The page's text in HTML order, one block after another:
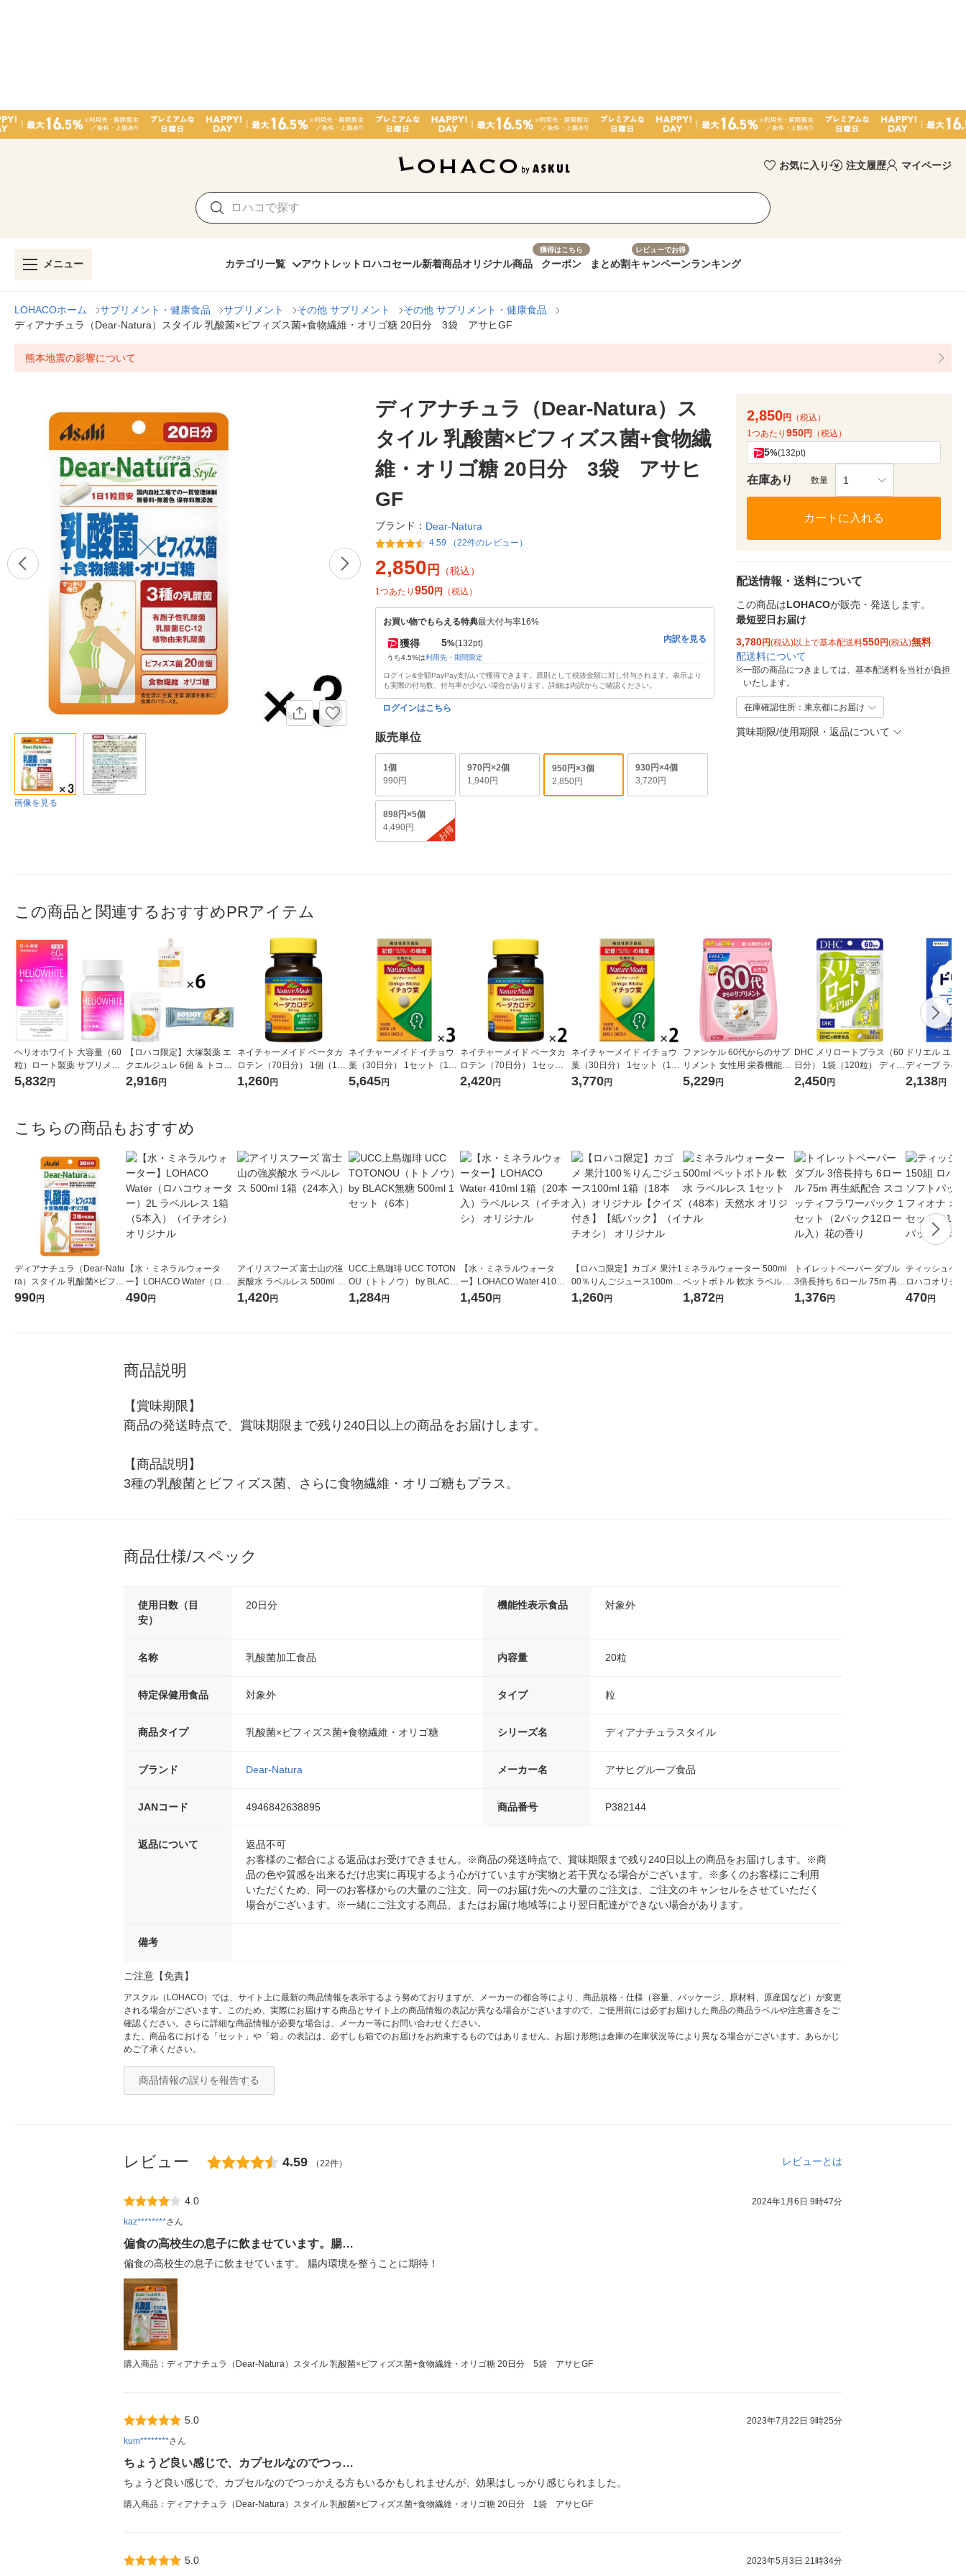
お気に入り 注文履歴 マイページ
メニュー カテゴリ一覧 アウトレット ロハコセール新着商品オリジナル商品
獲得はこちら
クーポン まとめ割
レビューでお得
キャンペーンランキング
LOHACOホーム サプリメント・健康食品 サプリメント その他 サプリメント
その他 サプリメント・健康食品
ディアナチュラ（Dear-Natura）スタイル 乳酸菌×ビフィズス菌+食物繊維・オリゴ糖 20日分 3袋 アサヒGF
熊本地震の影響について
画像を見る
ディアナチュラ（Dear-Natura）ス
タイル 乳酸菌×ビフィズス菌+食物繊
維・オリゴ糖 20日分 3袋 アサヒ
GF
ブランド： Dear-Natura
4.59 （22件のレビュー）
2,850 円 （税込）
1つあたり 950円 （税込）
お買い物でもらえる特典最大付与率16%
獲得 5%(132pt)
うち4.5%は利用先・期間限定
内訳を見る
ログイン&全額PayPay支払いで獲得できます。原則として税抜金額に対し付与されます。表示より
も実際の付与数、付与率が少ない場合があります。詳細は内訳からご確認ください。
ログインはこちら
販売単位
1個
990円
970円×2個
1,940円
950円×3個
2,850円
930円×4個
3,720円
898円×5個
4,490円
お得
2,850円
（税込）
1つあたり 950円 （税込）
5%(132pt)
在庫あり 数量 1
カートに入れる
配送情報・送料について
この商品はLOHACOが販売・発送します。
最短翌日お届け
3,780円(税込)以上で基本配送料550円(税込)無料
配送料について
※一部の商品につきましては、基本配送料を当社が負担
いたします。
在庫確認住所：東京都にお届け
賞味期限/使用期限・返品について
この商品と関連するおすすめPRアイテム
ヘリオホワイト 大容量（60
粒）ロート製薬 サプリメン
ト
5,832円
【ロハコ限定】大塚製薬 エ
クエルジュレ 6個 ＆ トコエ
ル 1個(7袋入) SOYJOY プ
2,916円
ネイチャーメイド ベータカ
ロテン（70日分） 1個（140
粒） 大塚製薬 サプリメント
1,260円
ネイチャーメイド イチョウ
葉（30日分） 1セット（1個
（60粒）×3） 機能性表示食
5,645円
ネイチャーメイド ベータカ
ロテン（70日分） 1セット
（1個（140粒）×2） 大塚製
2,420円
ネイチャーメイド イチョウ
葉（30日分） 1セット（1個
（60粒）×2） 機能性表示食
3,770円
ファンケル 60代からのサプ
リメント 女性用 栄養機能食
品 15ー30日分 [ビタミンc ビ
5,229円
DHC メリロートプラス（60
日分） 1袋（120粒） ディー
エイチシー サプリメント
2,450円
ドリエル ユア
ディープ ラベ
1袋（42粒・
2,138円
こちらの商品もおすすめ
ディアナチュラ（Dear-Natu
ra）スタイル 乳酸菌×ビフィ
ズス菌+食物繊維・オリゴ糖
990円
【水・ミネラルウォータ
ー】LOHACO Water（ロハ
コウォーター）2L ラベルレ
490円
アイリスフーズ 富士山の強
炭酸水 ラベルレス 500ml 1
箱（24本入）
1,420円
UCC上島珈琲 UCC TOTON
OU（トトノウ） by BLACK
無糖 500ml 1セット（6本）
1,284円
【水・ミネラルウォータ
ー】LOHACO Water 410ml
1箱（20本入）ラベルレス
1,450円
【ロハコ限定】カゴメ 果汁1
00％りんごジュース100ml 1
箱（18本入）オリジナル
1,260円
ミネラルウォーター 500ml
ペットボトル 軟水 ラベルレ
ス 1セット（48本）天然水
1,872円
トイレットペーパー ダブル
3倍長持ち 6ロール 75m 再生
紙配合 スコッティフラワー
1,376円
ティッシュペ
ロハコオリジ
ックティッシ
470円
商品説明
【賞味期限】
商品の発送時点で、賞味期限まで残り240日以上の商品をお届けします。
【商品説明】
3種の乳酸菌とビフィズス菌、さらに食物繊維・オリゴ糖もプラス。
商品仕様/スペック
使用日数（目
安）
20日分 機能性表示食品 対象外
名称 乳酸菌加工食品 内容量 20粒
特定保健用食品 対象外 タイプ 粒
商品タイプ 乳酸菌×ビフィズス菌+食物繊維・オリゴ糖 シリーズ名 ディアナチュラスタイル
ブランド Dear-Natura メーカー名 アサヒグループ食品
JANコード 4946842638895 商品番号 P382144
返品について
返品不可
お客様のご都合による返品はお受けできません。※商品の発送時点で、賞味期限まで残り240日以上の商品をお届けします。※商
品の色や質感を出来るだけ忠実に再現するよう心がけていますが実物と若干異なる場合がございます。※多くのお客様にご利用
いただくため、同一のお客様からの大量のご注文、同一のお届け先への大量のご注文は、ご注文のキャンセルをさせていただく
場合がございます。※一緒にご注文する商品、またはお届け地域等により翌日配達ができない場合があります。
備考
ご注意【免責】
アスクル（LOHACO）では、サイト上に最新の商品情報を表示するよう努めておりますが、メーカーの都合等により、商品規格・仕様（容量、パッケージ、原材料、原産国など）が変更
される場合がございます。このため、実際にお届けする商品とサイト上の商品情報の表記が異なる場合がございますので、ご使用前には必ずお届けした商品の商品ラベルや注意書きをご
確認ください。さらに詳細な商品情報が必要な場合は、メーカー等にお問い合わせください。
また、商品名における「セット」や「箱」の表記は、必ずしも箱でのお届けをお約束するものではありません。お届け形態は倉庫の在庫状況等により異なる場合がございます。あらかじ
めご了承ください。
商品情報の誤りを報告する
レビュー 4.59 （22件） レビューとは
4.0
2024年1月6日 9時47分
kaz********さん
偏食の高校生の息子に飲ませています。腸…
偏食の高校生の息子に飲ませています。 腸内環境を整うことに期待！
購入商品：ディアナチュラ（Dear-Natura）スタイル 乳酸菌×ビフィズス菌+食物繊維・オリゴ糖 20日分 5袋 アサヒGF
5.0
2023年7月22日 9時25分
kum********さん
ちょうど良い感じで、カプセルなのでつっ…
ちょうど良い感じで、カプセルなのでつっかえる方もいるかもしれませんが、効果はしっかり感じられました。
購入商品：ディアナチュラ（Dear-Natura）スタイル 乳酸菌×ビフィズス菌+食物繊維・オリゴ糖 20日分 1袋 アサヒGF
5.0 2023年5月3日 21時34分